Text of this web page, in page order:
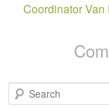
Coordinator
e